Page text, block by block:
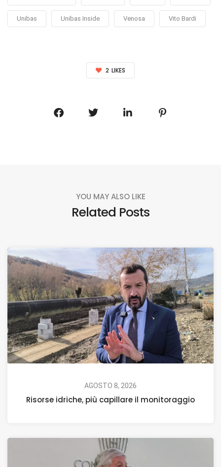
Unibas Unibas Inside Venosa Vito Bardi
2 LIKES
YOU MAY ALSO LIKE
Related Posts
AGOSTO 8, 2026
Risorse idriche, più capillare il monitoraggio